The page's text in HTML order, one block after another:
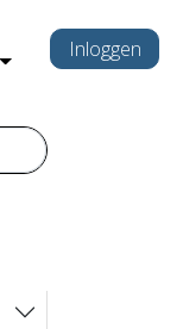
Inloggen